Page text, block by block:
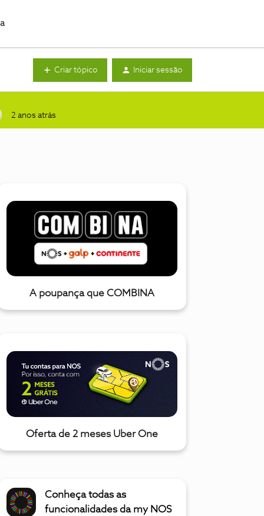
Criar tópico Iniciar sessão
2 anos atrás
A poupança que COMBINA
Oferta de 2 meses Uber One
Conheça todas as
funcionalidades da my NOS